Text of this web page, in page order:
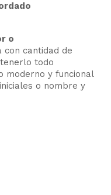
o
con cantidad de
todo
moderno y funcional
o nombre y